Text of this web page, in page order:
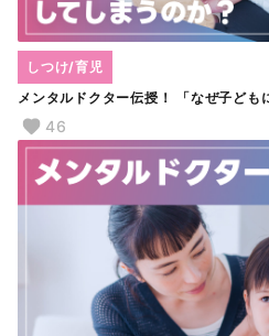
メンタルドクター伝授！ 「なぜ子ども
しつけ/育児
46